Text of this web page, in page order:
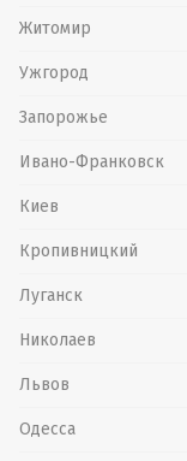
Житомир
Ужгород
Запорожье
Ивано-Франковск
Киев
Кропивницкий
Луганск
Николаев
Львов
Одесса